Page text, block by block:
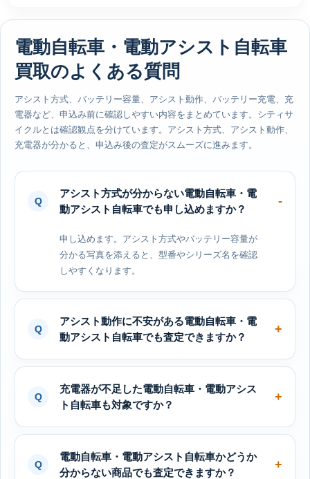
電動自転車・電動アシスト自転車
買取のよくある質問
アシスト方式、バッテリー容量、アシスト動作、バッテリー充電、充
電器など、申込み前に確認しやすい内容をまとめています。シティサ
イクルとは確認観点を分けています。アシスト方式、アシスト動作、
充電器が分かると、申込み後の査定がスムーズに進みます。
アシスト方式が分からない電動自転車・電
動アシスト自転車でも申し込めますか？
申し込めます。アシスト方式やバッテリー容量が
分かる写真を添えると、型番やシリーズ名を確認
しやすくなります。
アシスト動作に不安がある電動自転車・電
動アシスト自転車でも査定できますか？
充電器が不足した電動自転車・電動アシス
ト自転車も対象ですか？
電動自転車・電動アシスト自転車かどうか
分からない商品でも査定できますか？